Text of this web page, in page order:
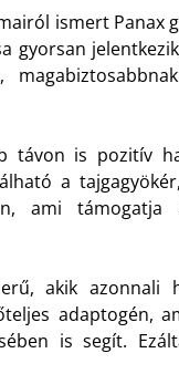
ismert Panax
gyorsan
távon is pozitív
a
ami
akik azonnali
adaptogén,
is segít.